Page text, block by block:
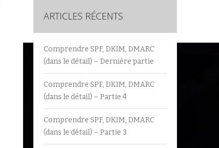
ARTICLES RÉCENTS
Comprendre SPF, DKIM, DMARC
(dans le détail) – Dernière partie
Comprendre SPF, DKIM, DMARC
(dans le détail) – Partie 4
Comprendre SPF, DKIM, DMARC
(dans le détail) – Partie 3